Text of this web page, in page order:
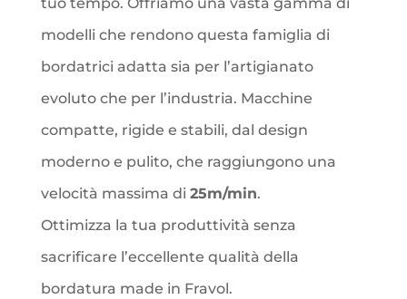
tuo tempo. Offriamo una vasta gamma di
modelli che rendono questa famiglia di
bordatrici adatta sia per l’artigianato
evoluto che per l’industria. Macchine
compatte, rigide e stabili, dal design
moderno e pulito, che raggiungono una
velocità massima di 25m/min.
Ottimizza la tua produttività senza
sacrificare l’eccellente qualità della
bordatura made in Fravol.